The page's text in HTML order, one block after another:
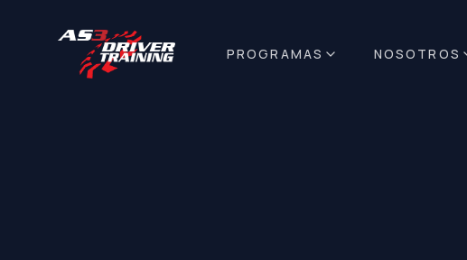
PROGRAMAS NOSOTROS